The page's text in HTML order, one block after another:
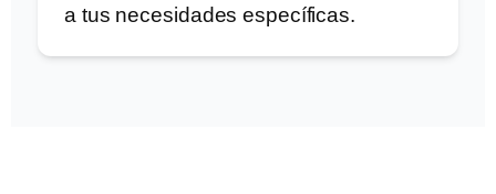
a tus necesidades específicas.